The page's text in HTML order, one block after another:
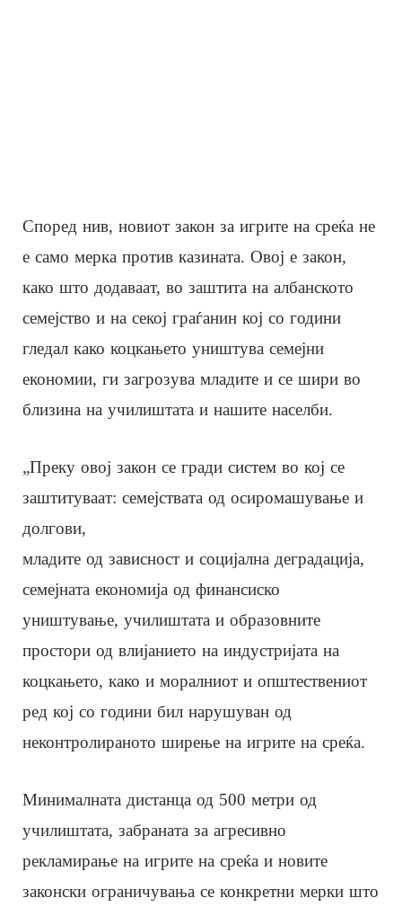
Според нив, новиот закон за игрите на среќа не
е само мерка против казината. Овој е закон,
како што додаваат, во заштита на албанското
семејство и на секој граѓанин кој со години
гледал како коцкањето уништува семејни
економии, ги загрозува младите и се шири во
близина на училиштата и нашите населби.
„Преку овој закон се гради систем во кој се
заштитуваат: семејствата од осиромашување и
долгови,
младите од зависност и социјална деградација,
семејната економија од финансиско
уништување, училиштата и образовните
простори од влијанието на индустријата на
коцкањето, како и моралниот и општествениот
ред кој со години бил нарушуван од
неконтролираното ширење на игрите на среќа.
Минималната дистанца од 500 метри од
училиштата, забраната за агресивно
рекламирање на игрите на среќа и новите
законски ограничувања се конкретни мерки што